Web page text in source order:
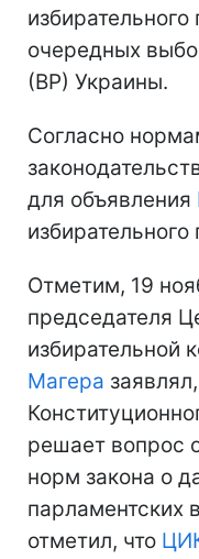
очередных
(ВР) Украины.
Согласно
для объявления
Отметим, 19
председателя
избирательной
Магера
решает вопрос
норм закона о
парламентских
отметил, что